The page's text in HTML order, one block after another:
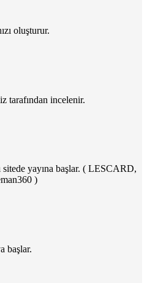
oluşturur.
tarafından incelenir.
yayına başlar. ( LESCARD,
)
başlar.